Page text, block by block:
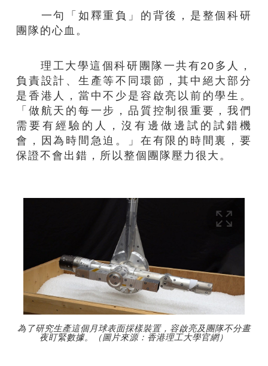
一句「如釋重負」的背後，是整個科研
團隊的心血 。
理工大學這個科研團隊一共有20多人，
負責設計、生產等不同環節，其中絕大部分
是香港人，當中不少是容啟亮以前的學生。
「做航天的每一步，品質控制很重要，我們
需要有經驗的人，沒有邊做邊試的試錯機
會，因為時間急迫。」在有限的時間裏，要
保證不會出錯，所以整個團隊壓力很大。
為了研究生產這個月球表面採樣裝置，容啟亮及團隊不分晝
夜盯緊數據。（圖片來源：香港理工大學官網）